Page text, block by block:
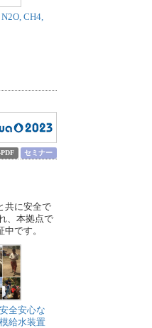
CH4,
セミナー
共に安全で
、本拠点で
です。
全安心な
給水装置